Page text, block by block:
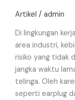
Artikel / admin
Di lingkungan
area industri,
risiko yang tidak
jangka waktu
telinga. Oleh
seperti earplug